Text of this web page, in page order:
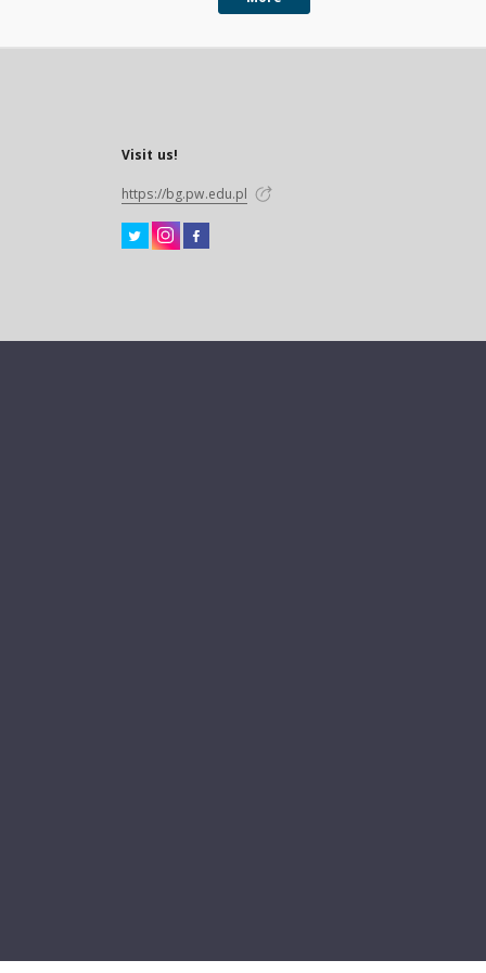
Visit us!
https://bg.pw.edu.pl